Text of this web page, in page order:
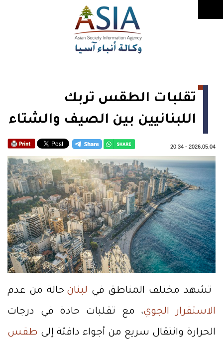
تقلبات الطقس تربك
اللبنانيين بين الصيف والشتاء
2026.05.04
-
20:34
تشهد مختلف المناطق في لبنان حالة من عدم
الاستقرار الجوي، مع تقلبات حادة في درجات
الحرارة وانتقال سريع من أجواء دافئة إلى طقس